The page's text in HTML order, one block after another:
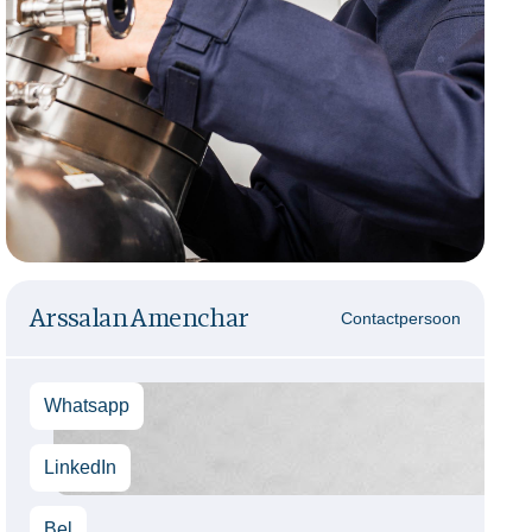
Arssalan Amenchar Contactpersoon
Whatsapp
LinkedIn